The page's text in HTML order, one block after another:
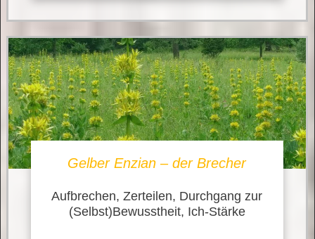
Gelber Enzian – der Brecher
Aufbrechen, Zerteilen, Durchgang zur
(Selbst)Bewusstheit, Ich-Stärke